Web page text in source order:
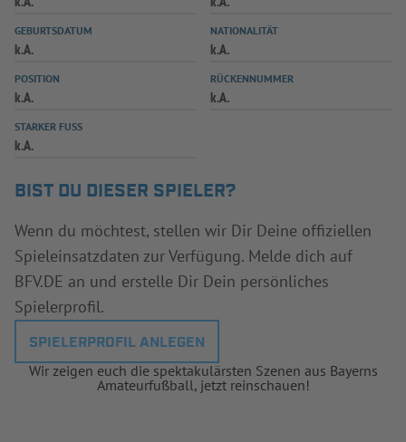
SPIELPLUS
GEBURTSDATUM
k.A.
NATIONALITÄT
k.A.
POSITION
k.A.
RÜCKENNUMMER
k.A.
STARKER FUSS
k.A.
BIST DU DIESER SPIELER?
Wenn du möchtest, stellen wir Dir Deine offiziellen
Spieleinsatzdaten zur Verfügung. Melde dich auf
BFV.DE an und erstelle Dir Dein persönliches
Spielerprofil.
SPIELERPROFIL ANLEGEN
Wir zeigen euch die spektakulärsten Szenen aus Bayerns
Amateurfußball, jetzt reinschauen!